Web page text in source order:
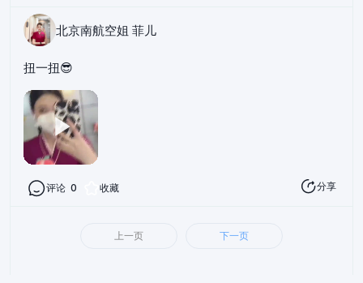
北京南航空姐 菲儿
扭一扭😎
评论 0 收藏 分享
上一页 下一页